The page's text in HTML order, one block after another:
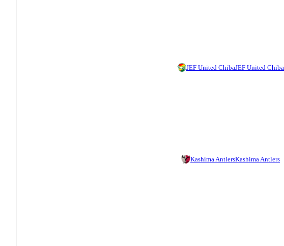
JEF United ChibaJEF United Chiba
Kashima AntlersKashima Antlers